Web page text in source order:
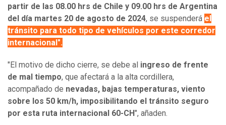
partir de las 08.00 hrs de Chile y 09.00 hrs de Argentina
del día martes 20 de agosto de 2024, se suspenderá el
tránsito para todo tipo de vehículos por este corredor
internacional".
"El motivo de dicho cierre, se debe al ingreso de frente
de mal tiempo, que afectará a la alta cordillera,
acompañado de nevadas, bajas temperaturas, viento
sobre los 50 km/h, imposibilitando el tránsito seguro
por esta ruta internacional 60-CH", añaden.